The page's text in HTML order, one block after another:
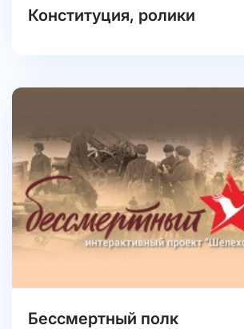
Конституция, ролики
Бессмертный полк